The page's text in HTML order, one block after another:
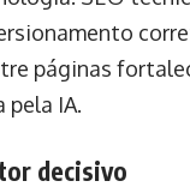
páginas
IA.
decisivo